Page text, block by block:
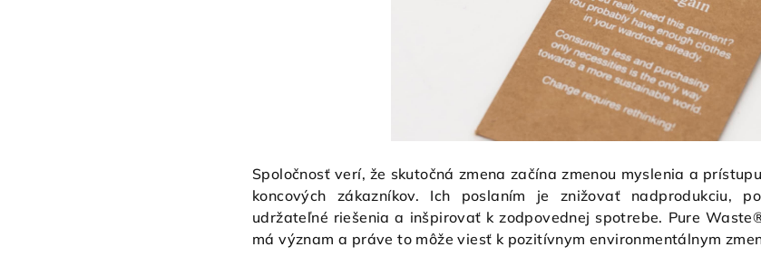
Spoločnosť verí, že skutočná zmena začína zmenou myslenia a
koncových zákazníkov. Ich poslaním je znižovať nadprodukciu,
udržateľné riešenia a inšpirovať k zodpovednej spotrebe. Pure
má význam a práve to môže viesť k pozitívnym environmentálnym